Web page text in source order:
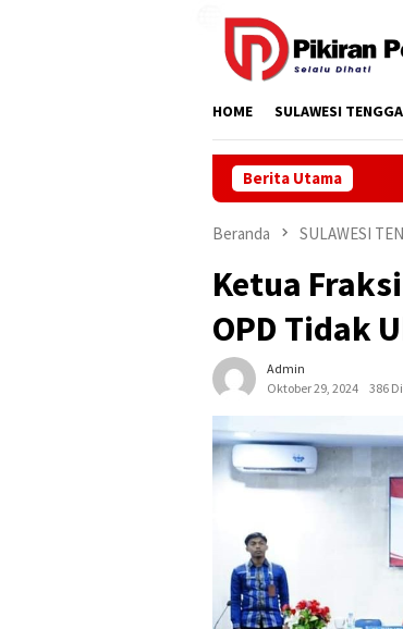
HOME SULAWESI
Berita Utama
Beranda SULAWESI
Ketua
OPD Tidak
Admin
Oktober 29, 2024
386